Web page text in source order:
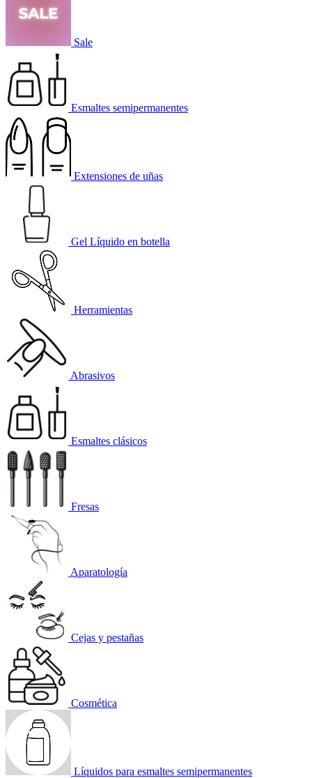
Sale
Esmaltes semipermanentes
Extensiones de uñas
Gel Líquido en botella
Herramientas
Abrasivos
Esmaltes clásicos
Fresas
Aparatología
Cejas y pestañas
Cosmética
Líquidos para esmaltes semipermanentes